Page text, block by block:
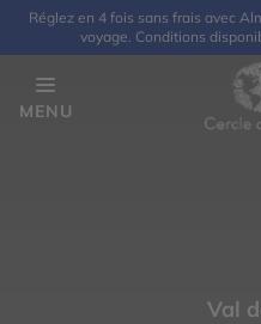
Réglez en 4 fois sans frais avec
voyage. Conditions
MENU
Val